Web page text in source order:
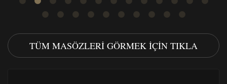
TÜM MASÖZLERI GÖRMEK IÇIN TIKLA